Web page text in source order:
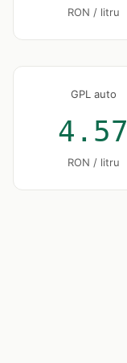
RON / litru
GPL auto
4.57
RON / litru